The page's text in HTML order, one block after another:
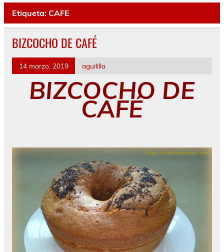
Etiqueta: CAFE
BIZCOCHO DE CAFÉ
14 marzo, 2019 aguililla
BIZCOCHO DE
CAFÉ